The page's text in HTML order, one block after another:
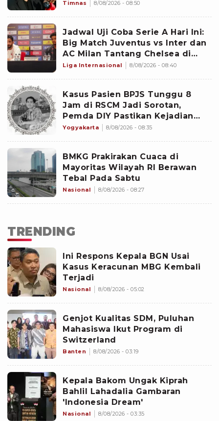
Timnas 8/08/2026 - 08:50
Jadwal Uji Coba Serie A Hari Ini:
Big Match Juventus vs Inter dan
AC Milan Tantang Chelsea di
Jakarta
Liga Internasional 8/08/2026 - 08:40
Kasus Pasien BPJS Tunggu 8
Jam di RSCM Jadi Sorotan,
Pemda DIY Pastikan Kejadian
Serupa Tak Terjadi Yogyakarta
Yogyakarta 8/08/2026 - 08:35
BMKG Prakirakan Cuaca di
Mayoritas Wilayah RI Berawan
Tebal Pada Sabtu
Nasional 8/08/2026 - 08:27
TRENDING
Ini Respons Kepala BGN Usai
Kasus Keracunan MBG Kembali
Terjadi
Nasional 8/08/2026 - 05:02
Genjot Kualitas SDM, Puluhan
Mahasiswa Ikut Program di
Switzerland
Banten 8/08/2026 - 03:19
Kepala Bakom Ungak Kiprah
Bahlil Lahadalia Gambaran
'Indonesia Dream'
Nasional 8/08/2026 - 03:35